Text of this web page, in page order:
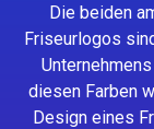
Die beiden
Friseurlogos
diesen Farben
Design eines